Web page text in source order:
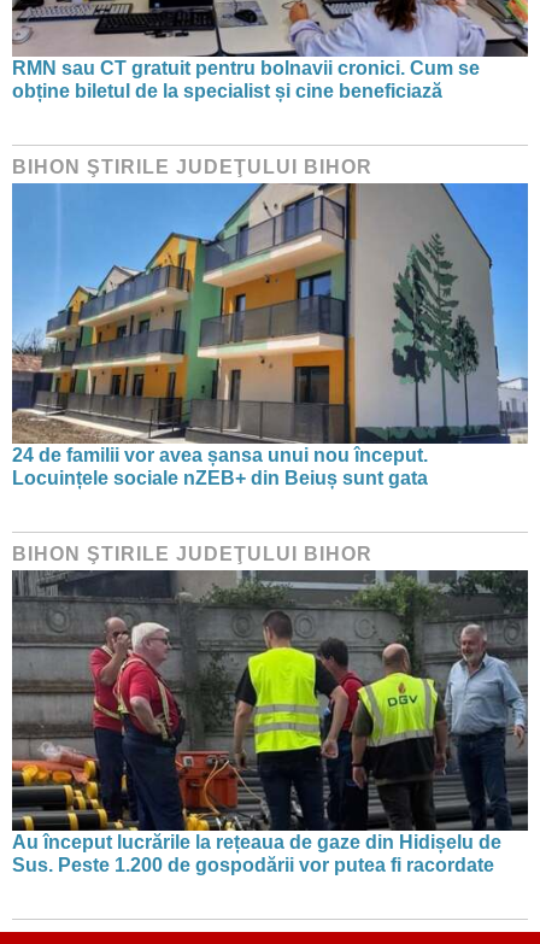
RMN sau CT gratuit pentru bolnavii cronici. Cum se
obține biletul de la specialist și cine beneficiază
BIHON ŞTIRILE JUDEŢULUI BIHOR
24 de familii vor avea șansa unui nou început.
Locuințele sociale nZEB+ din Beiuș sunt gata
BIHON ŞTIRILE JUDEŢULUI BIHOR
Au început lucrările la rețeaua de gaze din Hidișelu de
Sus. Peste 1.200 de gospodării vor putea fi racordate